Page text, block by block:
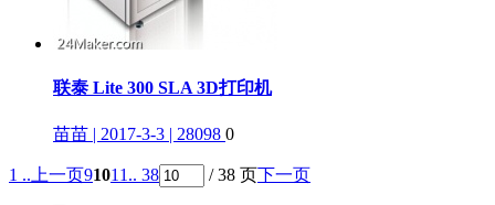
联泰 Lite 300 SLA 3D打印机
苗苗 | 2017-3-3 | 28098 0
1 .. 上一页91011 .. 38 / 38 页下一页